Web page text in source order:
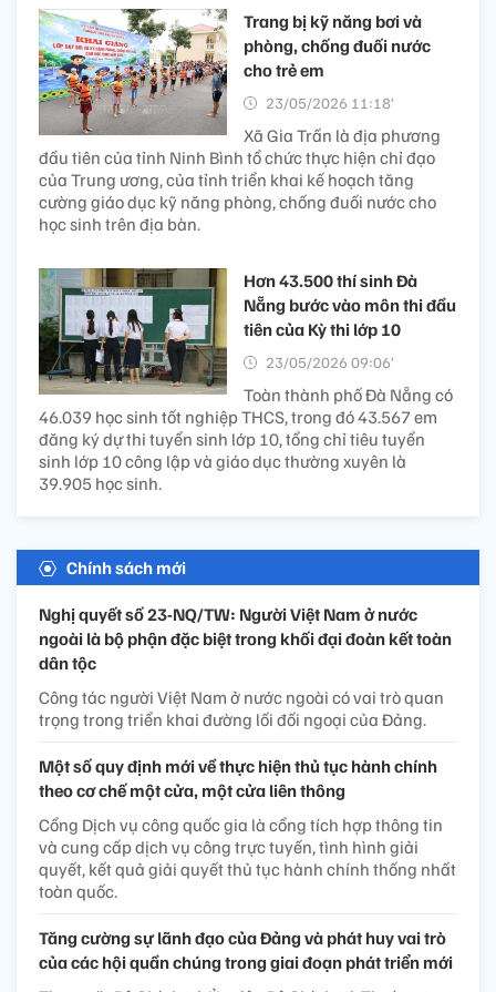
Trang bị kỹ năng bơi và
phòng, chống đuối nước
cho trẻ em
23/05/2026 11:18’
Xã Gia Trấn là địa phương
đầu tiên của tỉnh Ninh Bình tổ chức thực hiện chỉ đạo
của Trung ương, của tỉnh triển khai kế hoạch tăng
cường giáo dục kỹ năng phòng, chống đuối nước cho
học sinh trên địa bàn.
Hơn 43.500 thí sinh Đà
Nẵng bước vào môn thi đầu
tiên của Kỳ thi lớp 10
23/05/2026 09:06’
Toàn thành phố Đà Nẵng có
46.039 học sinh tốt nghiệp THCS, trong đó 43.567 em
đăng ký dự thi tuyển sinh lớp 10, tổng chỉ tiêu tuyển
sinh lớp 10 công lập và giáo dục thường xuyên là
39.905 học sinh.
Chính sách mới
Nghị quyết số 23-NQ/TW: Người Việt Nam ở nước
ngoài là bộ phận đặc biệt trong khối đại đoàn kết toàn
dân tộc
Công tác người Việt Nam ở nước ngoài có vai trò quan
trọng trong triển khai đường lối đối ngoại của Đảng.
Một số quy định mới về thực hiện thủ tục hành chính
theo cơ chế một cửa, một cửa liên thông
Cổng Dịch vụ công quốc gia là cổng tích hợp thông tin
và cung cấp dịch vụ công trực tuyến, tình hình giải
quyết, kết quả giải quyết thủ tục hành chính thống nhất
toàn quốc.
Tăng cường sự lãnh đạo của Đảng và phát huy vai trò
của các hội quần chúng trong giai đoạn phát triển mới